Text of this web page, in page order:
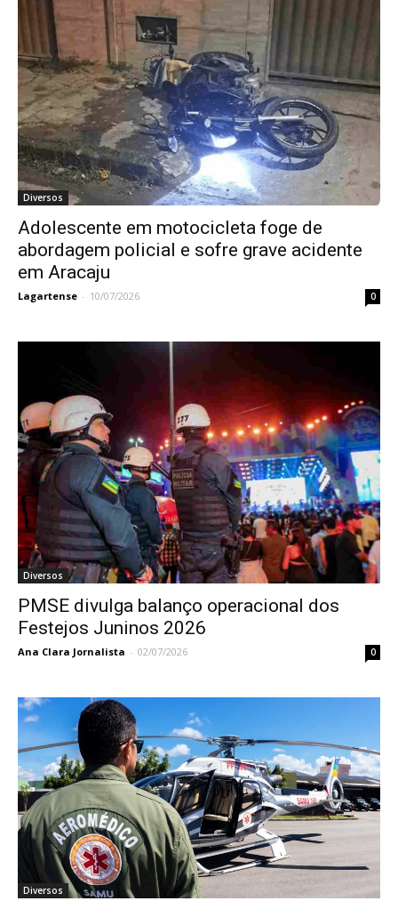
Diversos
Adolescente em motocicleta foge de
abordagem policial e sofre grave acidente
em Aracaju
Lagartense - 10/07/2026 0
Diversos
PMSE divulga balanço operacional dos
Festejos Juninos 2026
Ana Clara Jornalista - 02/07/2026 0
Diversos